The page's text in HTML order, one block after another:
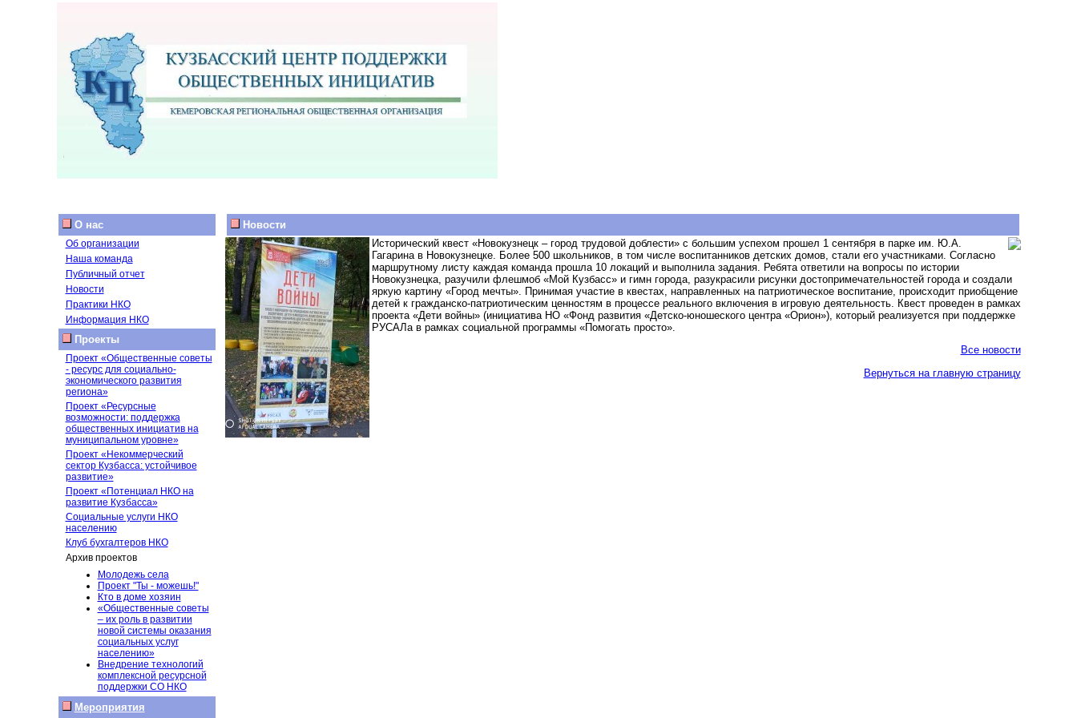
О нас
Об организации
Наша команда
Публичный отчет
Новости
Практики НКО
Информация НКО
Проекты
Проект «Общественные советы
- ресурс для социально-
экономического развития
региона»
Проект «Ресурсные
возможности: поддержка
общественных инициатив на
муниципальном уровне»
Проект «Некоммерческий
сектор Кузбасса: устойчивое
развитие»
Проект «Потенциал НКО на
развитие Кузбасса»
Социальные услуги НКО
населению
Клуб бухгалтеров НКО
Архив проектов
Молодежь села
Проект "Ты - можешь!"
Кто в доме хозяин
«Общественные советы
– их роль в развитии
новой системы оказания
социальных услуг
населению»
Внедрение технологий
комплексной ресурсной
поддержки СО НКО
Мероприятия
Новости
Исторический квест «Новокузнецк – город трудовой доблести» с большим успехом прошел 1 сентября в парке им. Ю.А.
Гагарина в Новокузнецке. Более 500 школьников, в том числе воспитанников детских домов, стали его участниками. Согласно
маршрутному листу каждая команда прошла 10 локаций и выполнила задания. Ребята ответили на вопросы по истории
Новокузнецка, разучили флешмоб «Мой Кузбасс» и гимн города, разукрасили рисунки достопримечательностей города и создали
яркую картину «Город мечты». Принимая участие в квестах, направленных на патриотическое воспитание, происходит приобщение
детей к гражданско-патриотическим ценностям в процессе реального включения в игровую деятельность. Квест проведен в рамках
проекта «Дети войны» (инициатива НО «Фонд развития «Детско-юношеского центра «Орион»), который реализуется при поддержке
РУСАЛа в рамках социальной программы «Помогать просто».
Все новости
Вернуться на главную страницу